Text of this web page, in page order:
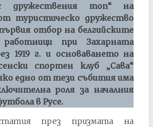
дружествения топ“ на
туристическо дружество
първия отбор на белгийските
при Захарната
1919 г. и основаването на
спортен клуб „Сава“
едно от тези събития има
роля за началния
в Русе.
през призмата на